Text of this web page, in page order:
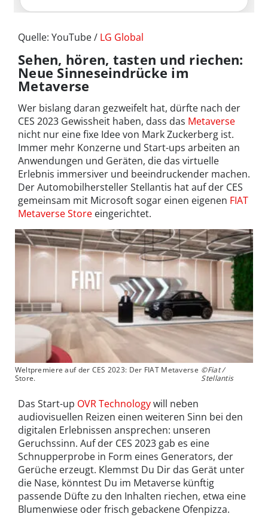
Quelle: YouTube / LG Global
Sehen, hören, tasten und riechen:
Neue Sinneseindrücke im
Metaverse
Wer bislang daran gezweifelt hat, dürfte nach der
CES 2023 Gewissheit haben, dass das Metaverse
nicht nur eine fixe Idee von Mark Zuckerberg ist.
Immer mehr Konzerne und Start-ups arbeiten an
Anwendungen und Geräten, die das virtuelle
Erlebnis immersiver und beeindruckender machen.
Der Automobilhersteller Stellantis hat auf der CES
gemeinsam mit Microsoft sogar einen eigenen FIAT
Metaverse Store eingerichtet.
Weltpremiere auf der CES 2023: Der FIAT Metaverse
Store.
©Fiat /
Stellantis
Das Start-up OVR Technologywill neben
audiovisuellen Reizen einen weiteren Sinn bei den
digitalen Erlebnissen ansprechen: unseren
Geruchssinn. Auf der CES 2023 gab es eine
Schnupperprobe in Form eines Generators, der
Gerüche erzeugt. Klemmst Du Dir das Gerät unter
die Nase, könntest Du im Metaverse künftig
passende Düfte zu den Inhalten riechen, etwa eine
Blumenwiese oder frisch gebackene Ofenpizza.